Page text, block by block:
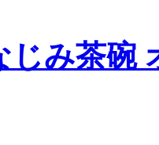
じみ茶碗